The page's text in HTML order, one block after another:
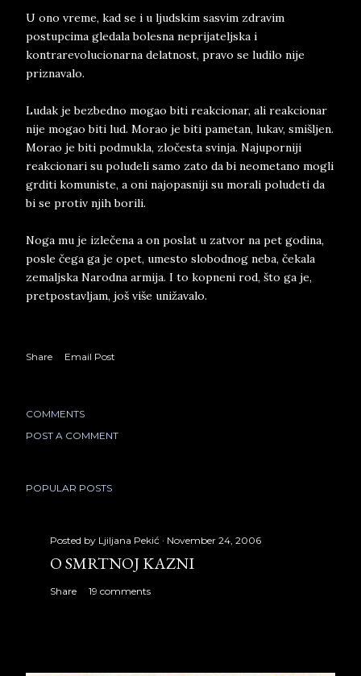
U ono vreme, kad se i u ljudskim sasvim zdravim
postupcima gledala bolesna neprijateljska i
kontrarevolucionarna delatnost, pravo se ludilo nije
priznavalo.
Ludak je bezbedno mogao biti reakcionar, ali reakcionar
nije mogao biti lud. Morao je biti pametan, lukav, smišljen.
Morao je biti podmukla, zločesta svinja. Najuporniji
reakcionari su poludeli samo zato da bi neometano mogli
grditi komuniste, a oni najopasniji su morali poludeti da
bi se protiv njih borili.
Noga mu je izlečena a on poslat u zatvor na pet godina,
posle čega ga je opet, umesto slobodnog neba, čekala
zemaljska Narodna armija. I to kopneni rod, što ga je,
pretpostavljam, još više unižavalo.
Share Email Post
COMMENTS
POST A COMMENT
POPULAR POSTS
Posted by Ljiljana Pekić November 24, 2006
O SMRTNOJ KAZNI
Share 19 comments